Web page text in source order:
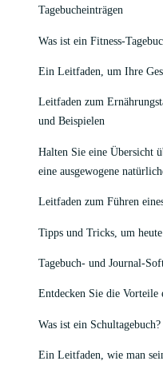
Tagebucheinträgen
Was ist ein Fitness-
Ein Leitfaden, um Ihre
Leitfaden zum
und Beispielen
Halten Sie eine Übersicht
eine ausgewogene
Leitfaden zum Führen
Tipps und Tricks, um
Tagebuch- und Journal-
Entdecken Sie die Vorteile
Was ist ein Schultagebuch?
Ein Leitfaden, wie man